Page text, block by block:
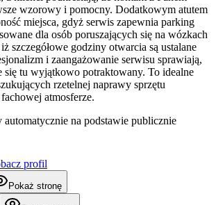
wzorowy i pomocny. Dodatkowym atutem
miejsca, gdyż serwis zapewnia parking
dla osób poruszających się na wózkach
szczegółowe godziny otwarcia są ustalane
i zaangażowanie serwisu sprawiają,
się tu wyjątkowo potraktowany. To idealne
rzetelnej naprawy sprzętu
atmosferze.
na podstawie publicznie
profil
Pokaż stronę